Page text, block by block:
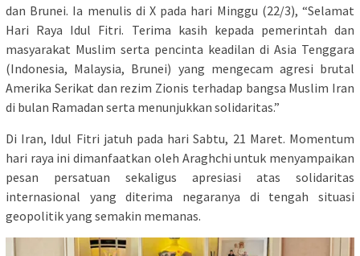
dan Brunei. Ia menulis di X pada hari Minggu (22/3), “Selamat
Hari Raya Idul Fitri. Terima kasih kepada pemerintah dan
masyarakat Muslim serta pencinta keadilan di Asia Tenggara
(Indonesia, Malaysia, Brunei) yang mengecam agresi brutal
Amerika Serikat dan rezim Zionis terhadap bangsa Muslim Iran
di bulan Ramadan serta menunjukkan solidaritas.”
Di Iran, Idul Fitri jatuh pada hari Sabtu, 21 Maret. Momentum
hari raya ini dimanfaatkan oleh Araghchi untuk menyampaikan
pesan persatuan sekaligus apresiasi atas solidaritas
internasional yang diterima negaranya di tengah situasi
geopolitik yang semakin memanas.